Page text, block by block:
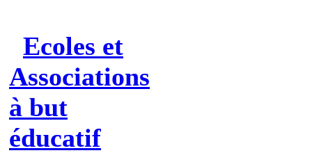
Ecoles et
Associations
à but
éducatif